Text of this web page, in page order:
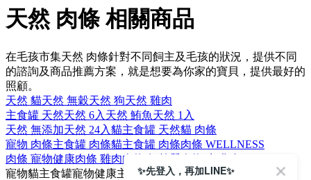
天然 肉條 相關商品
在毛孩市集天然 肉條針對不同飼主及毛孩的狀況，提供不同
的諮詢及商品推薦方案，就是想要為你家的寶貝，提供最好的
照顧。
天然 貓天然 無穀天然 狗天然 雞肉
主食罐 天然天然 6入 天然 鮪魚天然 1入
天然 無添加天然 24入貓主食罐 天然貓 肉條
寵物 肉條主食罐 肉條貓主食罐 肉條肉條 WELLNESS
肉條 寵物健康肉條 雞肉肉條 無麩質
寵物貓主食罐寵物健康主食罐WELLNESS
✨先登入，再加LINE✨